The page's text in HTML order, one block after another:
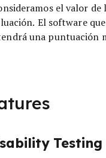
el valor de
El software
una puntuación
Testing